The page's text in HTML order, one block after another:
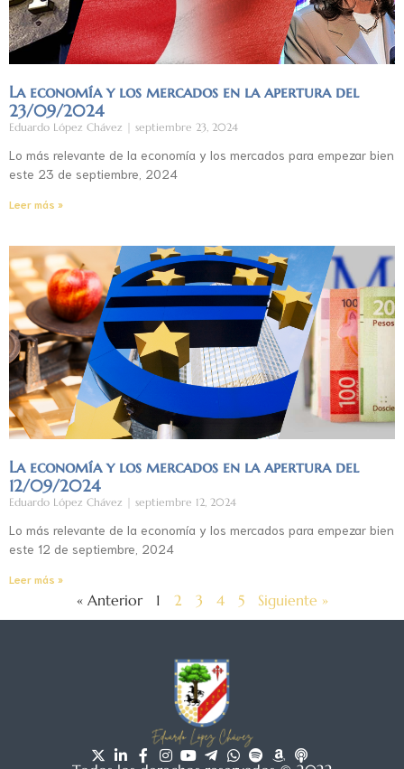
La economía y los mercados en la apertura del
23/09/2024
Eduardo López Chávez septiembre 23, 2024
Lo más relevante de la economía y los mercados para empezar bien
este 23 de septiembre, 2024
Leer más »
La economía y los mercados en la apertura del
12/09/2024
Eduardo López Chávez septiembre 12, 2024
Lo más relevante de la economía y los mercados para empezar bien
este 12 de septiembre, 2024
Leer más »
« Anterior 1 2 3 4 5 Siguiente »